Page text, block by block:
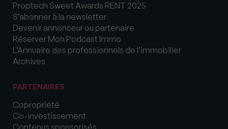
Proptech Sweet Awards RENT 2025
S’abonner à la newsletter
Devenir annonceur ou partenaire
Réserver Mon Podcast Immo
L’Annuaire des professionnels de l’immobilier
Archives
PARTENAIRES
Copropriété
Co-investissement